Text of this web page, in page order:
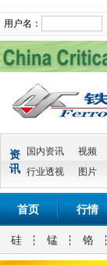
用户名：
资
讯
国内资讯 视频
行业透视
图片
首页 行情
硅 锰 铬